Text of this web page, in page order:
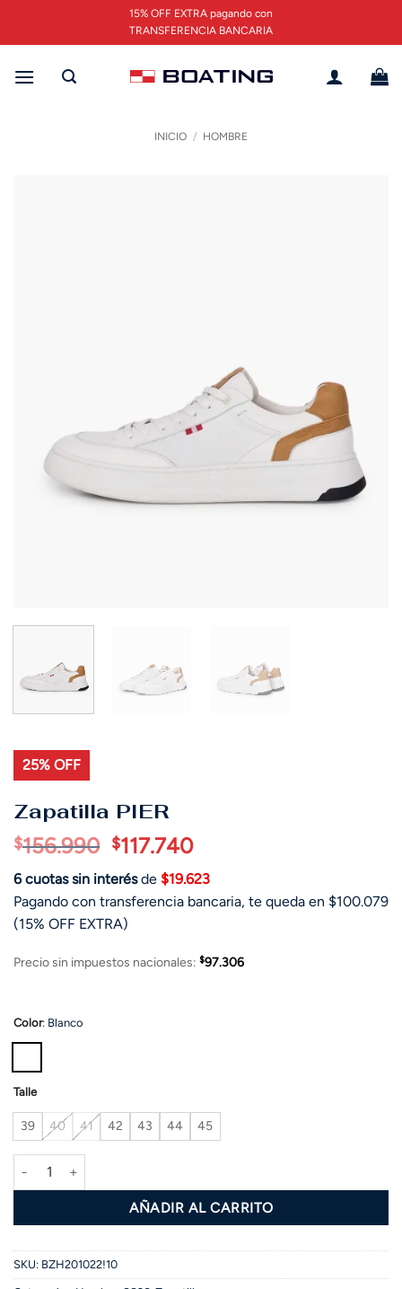
15% OFF EXTRA pagando con
TRANSFERENCIA BANCARIA
INICIO / HOMBRE
25% OFF
Zapatilla PIER
$156.990 El
precio
original
era:
$156.990.
$117.740El
actual
es:
6 cuotas sin interésde $19.623
Pagando con transferencia bancaria, te queda en $100.079
(15% OFF EXTRA)
Precio sin impuestos nacionales: $97.306
Color: Blanco
Talle
39 40 41 42 43 44 45
Zapatilla PIER cantidad
AÑADIR AL CARRITO
SKU: BZH201022!10